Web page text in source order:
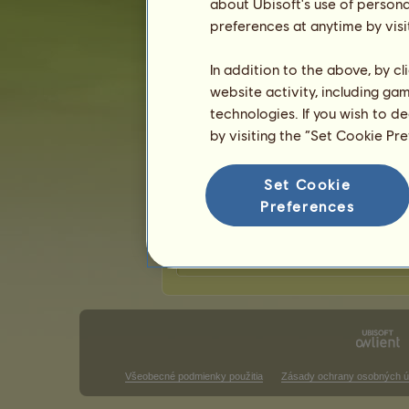
Čierny 12% čierny
škvrnitý šedý 9% gaštanový
Schopnosti pre Poník Highland
rýchlosť
drezúra
cval
Všeobecné podmienky použitia Zásady ochrany osobných
preferences at anytime by
In addition to the above, by
website activity, including
technologies. If you wish to
by visiting the “Set Cookie
Set Cookie
Preferences